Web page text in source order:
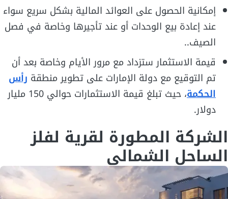
إمكانية الحصول على العوائد المالية بشكل سريع سواء
عند إعادة بيع الوحدات أو عند تأجيرها وخاصة في فصل
الصيف..
قيمة الاستثمار ستزداد مع مرور الأيام وخاصة بعد أن
تم التوقيع مع دولة الإمارات على تطوير منطقة رأس
الحكمة
، حيث تبلغ قيمة الاستثمارات حوالي 150 مليار
دولار.
الشركة المطورة لقرية لفلز
الساحل الشمالي